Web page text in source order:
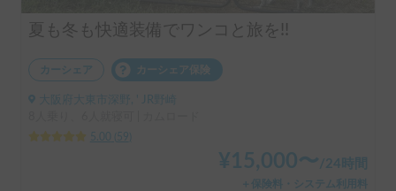
夏も冬も快適装備でワンコと旅を!!
カーシェア カーシェア保険
大阪府大東市深野, ' JR野崎
5.00
59
¥ 15,000〜/24時間
＋保険料・システム利用料